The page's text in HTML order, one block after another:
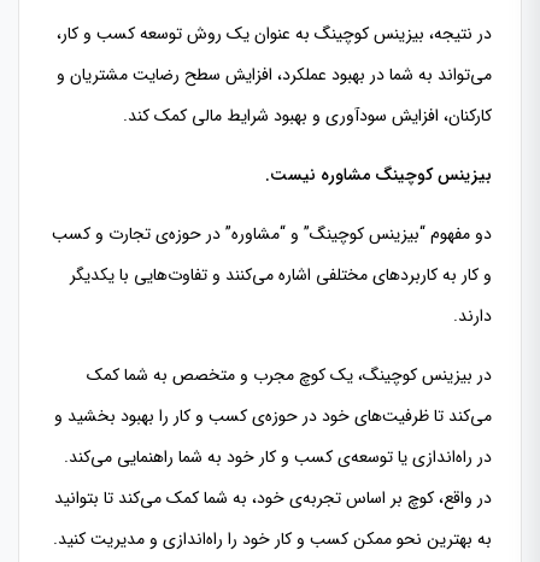
در نتیجه، بیزینس کوچینگ به عنوان یک روش توسعه کسب و کار،
می‌تواند به شما در بهبود عملکرد، افزایش سطح رضایت مشتریان و
کارکنان، افزایش سودآوری و بهبود شرایط مالی کمک کند.
بیزینس کوچینگ مشاوره نیست.
دو مفهوم “بیزینس کوچینگ” و “مشاوره” در حوزه‌ی تجارت و کسب
و کار به کاربردهای مختلفی اشاره می‌کنند و تفاوت‌هایی با یکدیگر
دارند.
در بیزینس کوچینگ، یک کوچ مجرب و متخصص به شما کمک
می‌کند تا ظرفیت‌های خود در حوزه‌ی کسب و کار را بهبود بخشید و
در راه‌اندازی یا توسعه‌ی کسب و کار خود به شما راهنمایی می‌کند.
در واقع، کوچ بر اساس تجربه‌ی خود، به شما کمک می‌کند تا بتوانید
به بهترین نحو ممکن کسب و کار خود را راه‌اندازی و مدیریت کنید.